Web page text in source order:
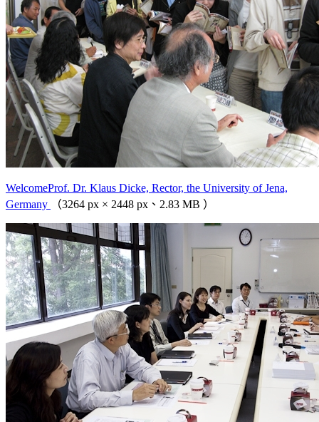
WelcomeProf. Dr. Klaus Dicke, Rector, the University of Jena,
Germany
（3264 px × 2448 px、2.83 MB ）